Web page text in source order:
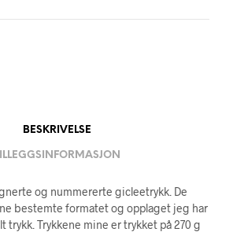
BESKRIVELSE
og nummererte gicleetrykk. De
bestemte formatet og opplaget jeg har
trykk. Trykkene mine er trykket på 270 g